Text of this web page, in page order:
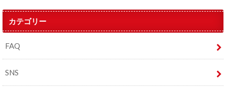
カテゴリー
FAQ
SNS